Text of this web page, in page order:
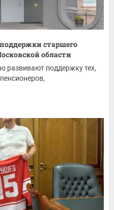
старшего
области
развивают поддержку тех,